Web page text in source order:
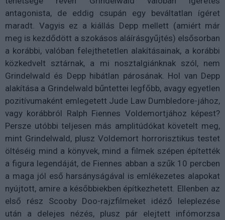
antagonista, de eddig csupán egy beváltatlan ígéret
maradt. Vagyis ez a kiállás Depp mellett (amiért már
meg is kezdődött a szokásos aláírásgyűjtés) elsősorban
a korábbi, valóban felejthetetlen alakításainak, a korábbi
közkedvelt sztárnak, a mi nosztalgiánknak szól, nem
Grindelwald és Depp hibátlan párosának. Hol van Depp
alakítása a Grindelwald bűntettei legfőbb, avagy egyetlen
pozitívumaként emlegetett Jude Law Dumbledore-jához,
vagy korábbról Ralph Fiennes Voldemortjához képest?
Persze utóbbi teljesen más amplitúdókat követelt meg,
mint Grindelwald, plusz Voldemort horrorisztikus testet
öltéséig mind a könyvek, mind a filmek szépen építették
a figura legendáját, de Fiennes abban a szűk 10 percben
a maga jól eső harsányságával is emlékezetes alapokat
nyújtott, amire a későbbiekben építkezhetett. Ellenben az
első rész Scooby Doo-rajzfilmeket idéző leleplezése
után a delejes nézés, plusz pár elejtett infómorzsa